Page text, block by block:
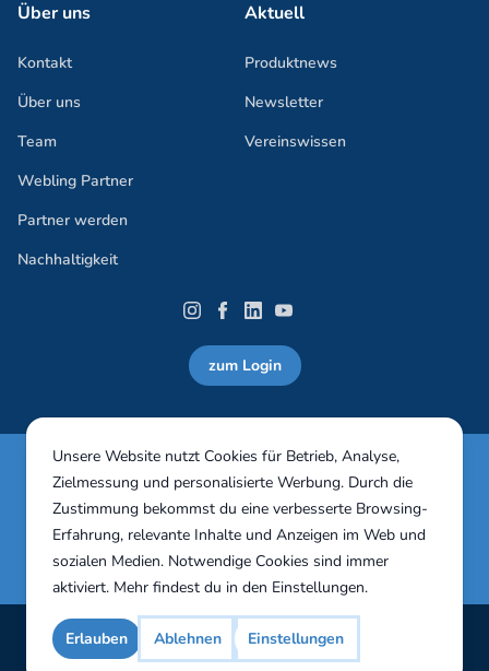
Über uns
Kontakt
Über uns
Team
Webling Partner
Partner werden
Nachhaltigkeit
Aktuell
Produktnews
Newsletter
Vereinswissen
zum Login
Webling Vereinssoftware 30 Tage in vollem Umfang
unverbindlich testen!
Jetzt testen
Impressum
AGB
Unsere Website nutzt Cookies für Betrieb, Analyse,
Zielmessung und personalisierte Werbung. Durch die
Zustimmung bekommst du eine verbesserte Browsing-
Erfahrung, relevante Inhalte und Anzeigen im Web und
sozialen Medien. Notwendige Cookies sind immer
aktiviert. Mehr findest du in den Einstellungen.
Erlauben Ablehnen Einstellungen